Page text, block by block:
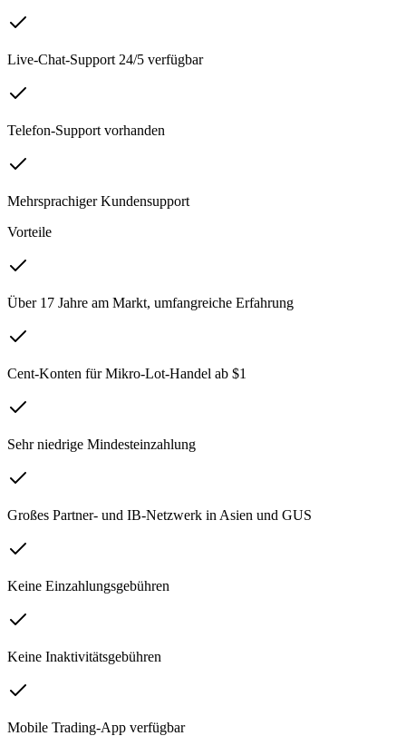
Live-Chat-Support 24/5 verfügbar
Telefon-Support vorhanden
Mehrsprachiger Kundensupport
Vorteile
Über 17 Jahre am Markt, umfangreiche Erfahrung
Cent-Konten für Mikro-Lot-Handel ab $1
Sehr niedrige Mindesteinzahlung
Großes Partner- und IB-Netzwerk in Asien und GUS
Keine Einzahlungsgebühren
Keine Inaktivitätsgebühren
Mobile Trading-App verfügbar